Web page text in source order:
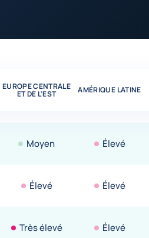
EUROPE CENTRALE
ET DE L'EST AMÉRIQUE LATINE
Moyen Élevé
Élevé Élevé
Très élevé Élevé